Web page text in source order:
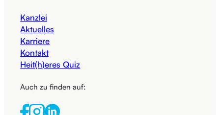
Kanzlei
Aktuelles
Karriere
Kontakt
Heit(h)eres Quiz
Auch zu finden auf: